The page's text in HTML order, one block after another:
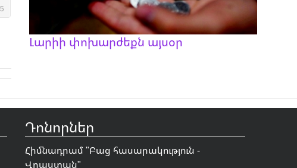
Լարիի փոխարժեքն այսօր
Դոնորներ
Հիմնադրամ "Բաց հասարակություն -
Վրաստան"